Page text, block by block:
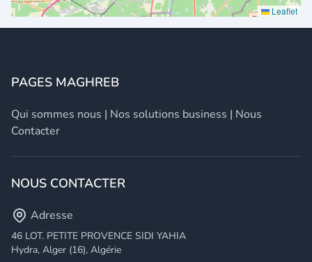
Leaflet
PAGES MAGHREB
Qui sommes nous | Nos solutions business | Nous
Contacter
NOUS CONTACTER
Adresse
46 LOT. PETITE PROVENCE SIDI YAHIA
Hydra, Alger (16), Algérie